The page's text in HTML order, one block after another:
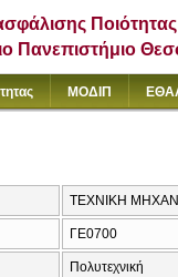
Ποιότητας
Πανεπιστήμιο
ΜΟΔΙΠ
ΤΕΧΝΙΚΗ
ΓΕ0700
Πολυτεχνική